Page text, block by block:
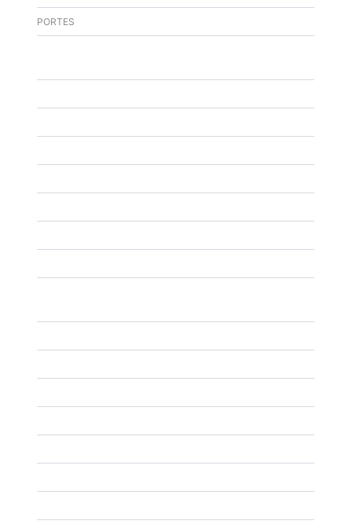
PORTES